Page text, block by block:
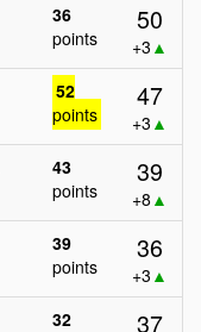
36
points
50
+3 ▲
52
points
47
+3 ▲
43
points
39
+8 ▲
39
points
36
+3 ▲
32
37